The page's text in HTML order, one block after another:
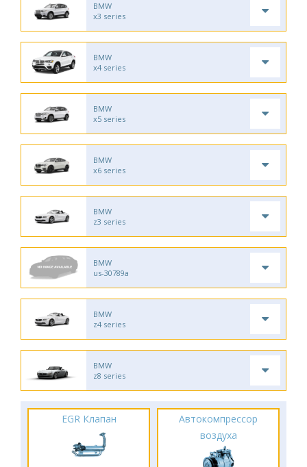
BMW
x3 series
BMW
x4 series
BMW
x5 series
BMW
x6 series
BMW
z3 series
BMW
us-30789a
BMW
z4 series
BMW
z8 series
EGR Клапан
Автокомпрессор
воздуха